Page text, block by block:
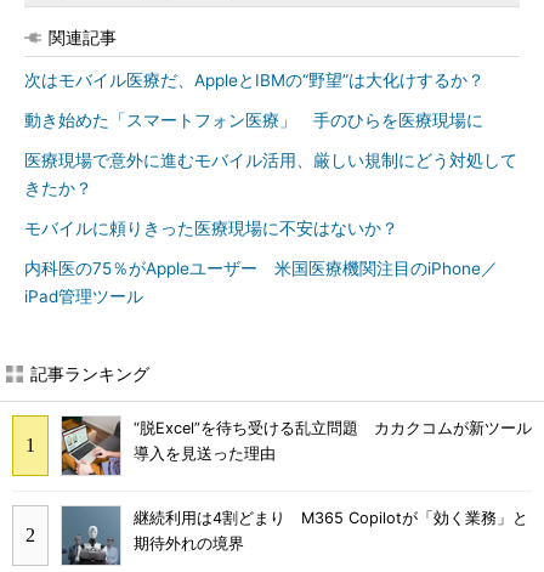
関連記事
次はモバイル医療だ、AppleとIBMの“野望”は大化けするか？
動き始めた「スマートフォン医療」 手のひらを医療現場に
医療現場で意外に進むモバイル活用、厳しい規制にどう対処して
きたか？
モバイルに頼りきった医療現場に不安はないか？
内科医の75％がAppleユーザー 米国医療機関注目のiPhone／
iPad管理ツール
記事ランキング
“脱Excel”を待ち受ける乱立問題 カカクコムが新ツール
導入を見送った理由
継続利用は4割どまり M365 Copilotが「効く業務」と
期待外れの境界